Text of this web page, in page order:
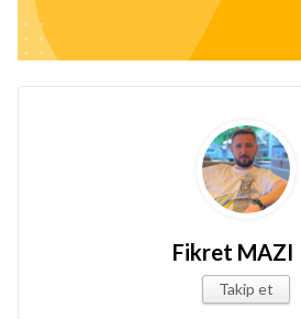
Fikret MAZI
Takip et